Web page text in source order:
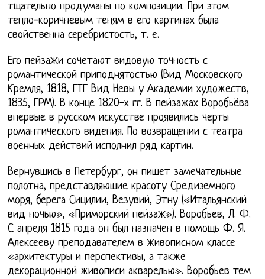
тщательно продуманы по композиции. При этом
тепло-коричневым теням в его картинах была
свойственна серебристость, т. е.
Его пейзажи сочетают видовую точность с
романтической приподнятостью (Вид Московского
Кремля, 1818, ГТГ Вид Невы у Академии художеств,
1835, ГРМ). В конце 1820-х гг. В пейзажах Воробьёва
впервые в русском искусстве проявились черты
романтического видения. По возвращении с театра
военных действий исполнил ряд картин.
Вернувшись в Петербург, он пишет замечательные
полотна, представляющие красоту Средиземного
моря, берега Сицилии, Везувий, Этну («Итальянский
вид ночью», «Приморский пейзаж»). Воробьев, Л. Ф.
С апреля 1815 года он был назначен в помощь Ф. Я.
Алексееву преподавателем в живописном классе
«архитектуры и перспективы, а также
декорационной живописи акварелью». Воробьев тем